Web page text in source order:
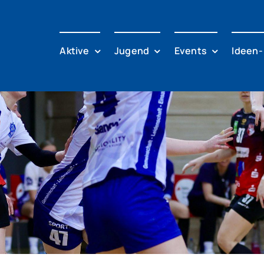
Aktive Jugend Events Ideen-